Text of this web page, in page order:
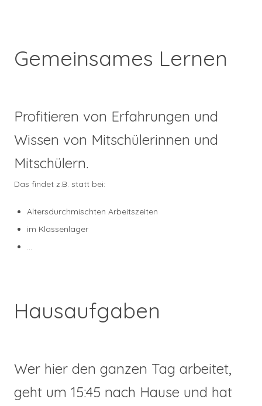
Gemeinsames Lernen
Profitieren von Erfahrungen und
Wissen von Mitschülerinnen und
Mitschülern.
Das findet z.B. statt bei:
Altersdurchmischten Arbeitszeiten
im Klassenlager
…
Hausaufgaben
Wer hier den ganzen Tag arbeitet,
geht um 15:45 nach Hause und hat